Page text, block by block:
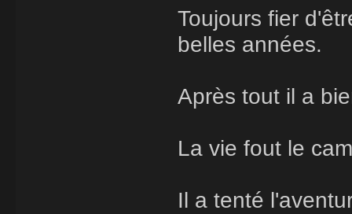
Toujours fier
belles années.
Après tout il a
La vie fout le
Il a tenté